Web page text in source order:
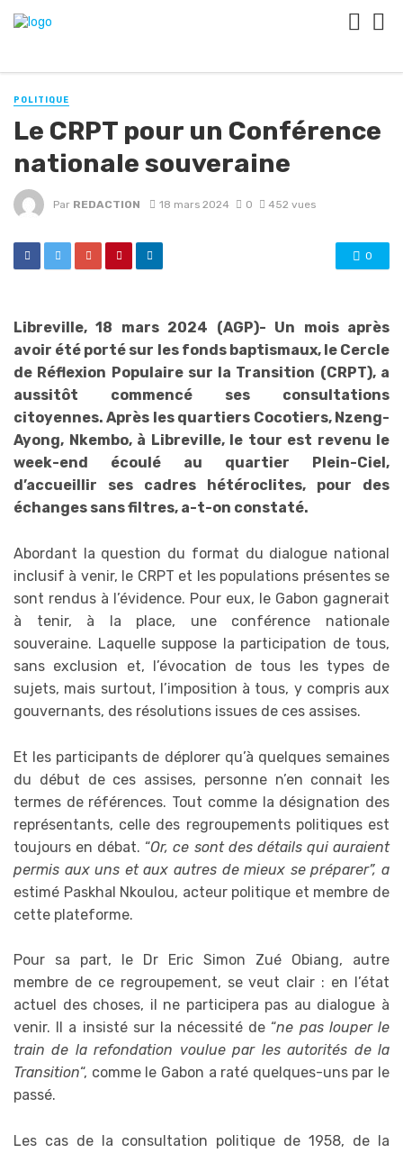
POLITIQUE
Le CRPT pour un Conférence
nationale souveraine
Par REDACTION 18 mars 2024 0 452 vues
0
Libreville, 18 mars 2024 (AGP)- Un mois après
avoir été porté sur les fonds baptismaux, le Cercle
de Réflexion Populaire sur la Transition (CRPT), a
aussitôt commencé ses consultations
citoyennes. Après les quartiers Cocotiers, Nzeng-
Ayong, Nkembo, à Libreville, le tour est revenu le
week-end écoulé au quartier Plein-Ciel,
d’accueillir ses cadres hétéroclites, pour des
échanges sans filtres, a-t-on constaté.
Abordant la question du format du dialogue national
inclusif à venir, le CRPT et les populations présentes se
sont rendus à l’évidence. Pour eux, le Gabon gagnerait
à tenir, à la place, une conférence nationale
souveraine. Laquelle suppose la participation de tous,
sans exclusion et, l’évocation de tous les types de
sujets, mais surtout, l’imposition à tous, y compris aux
gouvernants, des résolutions issues de ces assises.
Et les participants de déplorer qu’à quelques semaines
du début de ces assises, personne n’en connait les
termes de références. Tout comme la désignation des
représentants, celle des regroupements politiques est
toujours en débat. “Or, ce sont des détails qui auraient
permis aux uns et aux autres de mieux se préparer”, a
estimé Paskhal Nkoulou, acteur politique et membre de
cette plateforme.
Pour sa part, le Dr Eric Simon Zué Obiang, autre
membre de ce regroupement, se veut clair : en l’état
actuel des choses, il ne participera pas au dialogue à
venir. Il a insisté sur la nécessité de “ne pas louper le
train de la refondation voulue par les autorités de la
Transition“, comme le Gabon a raté quelques-uns par le
passé.
Les cas de la consultation politique de 1958, de la